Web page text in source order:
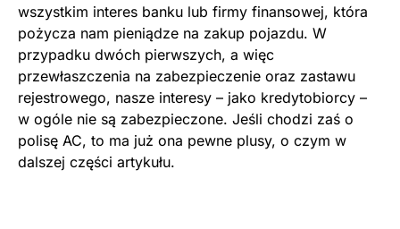
wszystkim interes banku lub firmy finansowej, która
pożycza nam pieniądze na zakup pojazdu. W
przypadku dwóch pierwszych, a więc
przewłaszczenia na zabezpieczenie oraz zastawu
rejestrowego, nasze interesy – jako kredytobiorcy –
w ogóle nie są zabezpieczone. Jeśli chodzi zaś o
polisę AC, to ma już ona pewne plusy, o czym w
dalszej części artykułu.